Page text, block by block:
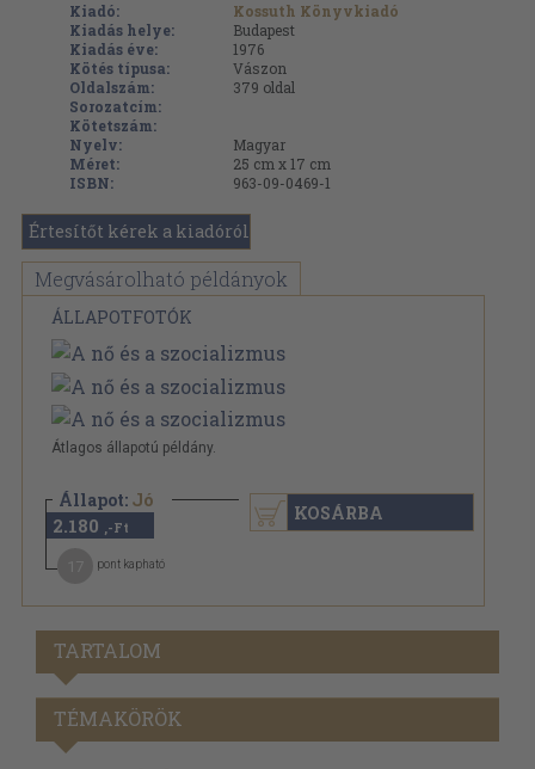
Kiadó:
Kossuth Könyvkiadó
Kiadás helye:
Budapest
Kiadás éve:
1976
Kötés típusa:
Vászon
Oldalszám:
379 oldal
Sorozatcím:
Kötetszám:
Nyelv:
Magyar
Méret:
25 cm x 17 cm
ISBN:
963-09-0469-1
Értesítőt kérek a kiadóról
Megvásárolható példányok
ÁLLAPOTFOTÓK
Átlagos állapotú példány.
Állapot: Jó
2.180 ,-Ft
pont kapható
KOSÁRBA
TARTALOM
TÉMAKÖRÖK